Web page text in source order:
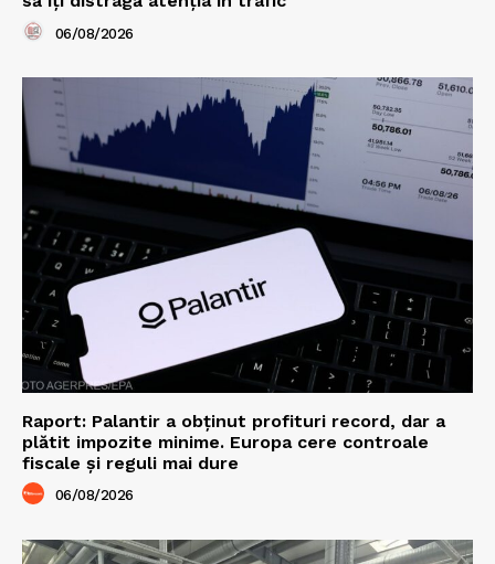
06/08/2026
Raport: Palantir a obținut profituri record, dar a
plătit impozite minime. Europa cere controale
fiscale și reguli mai dure
06/08/2026